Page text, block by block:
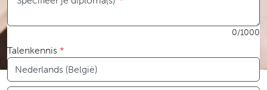
0/1000
Talenkennis *
Taal